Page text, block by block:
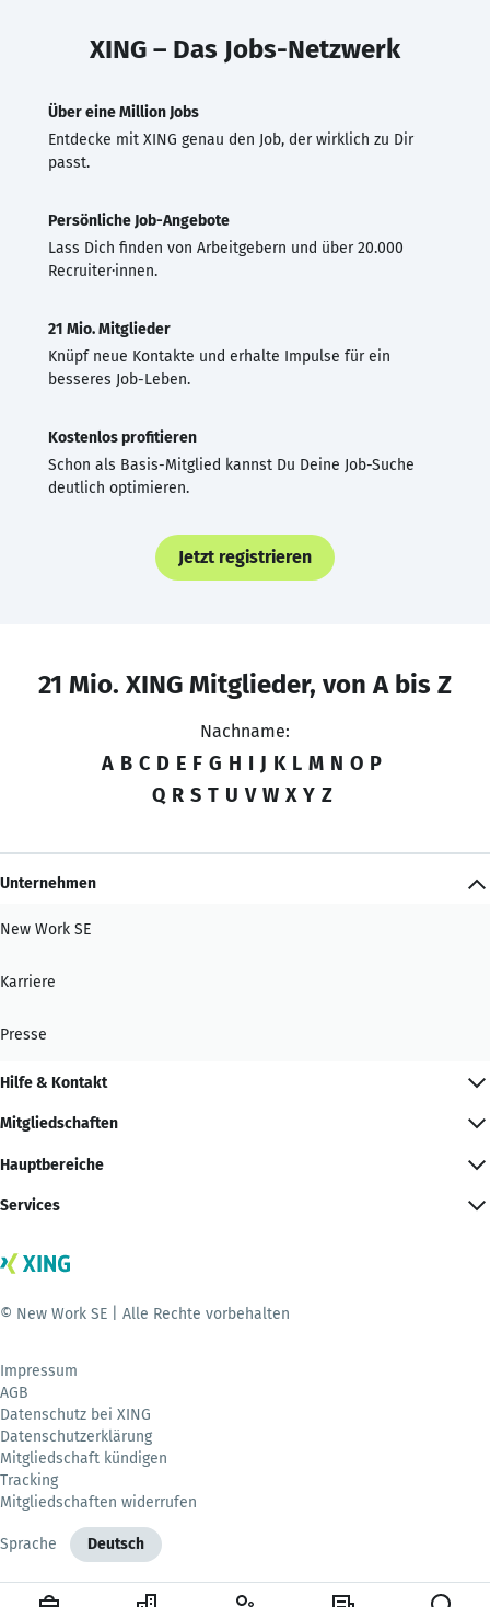
XING – Das Jobs-Netzwerk
Über eine Million Jobs
Entdecke mit XING genau den Job, der wirklich zu Dir
passt.
Persönliche Job-Angebote
Lass Dich finden von Arbeitgebern und über 20.000
Recruiter·innen.
21 Mio. Mitglieder
Knüpf neue Kontakte und erhalte Impulse für ein
besseres Job-Leben.
Kostenlos profitieren
Schon als Basis-Mitglied kannst Du Deine Job-Suche
deutlich optimieren.
Jetzt registrieren
21 Mio. XING Mitglieder, von A bis Z
Nachname:
A B C D E F G H I J K L M N O P
Q R S T U V W X Y Z
Unternehmen
New Work SE
Karriere
Presse
Hilfe & Kontakt
Mitgliedschaften
Hauptbereiche
Services
© New Work SE | Alle Rechte vorbehalten
Impressum
AGB
Datenschutz bei XING
Datenschutzerklärung
Mitgliedschaft kündigen
Tracking
Mitgliedschaften widerrufen
Sprache Deutsch